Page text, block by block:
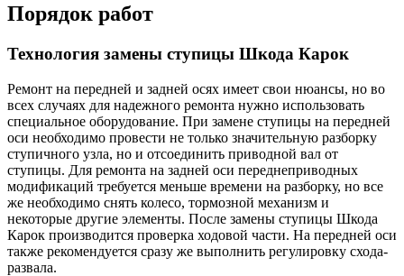
Порядок работ
Технология замены ступицы Шкода Карок
Ремонт на передней и задней осях имеет свои нюансы, но во
всех случаях для надежного ремонта нужно использовать
специальное оборудование. При замене ступицы на передней
оси необходимо провести не только значительную разборку
ступичного узла, но и отсоединить приводной вал от
ступицы. Для ремонта на задней оси переднеприводных
модификаций требуется меньше времени на разборку, но все
же необходимо снять колесо, тормозной механизм и
некоторые другие элементы. После замены ступицы Шкода
Карок производится проверка ходовой части. На передней оси
также рекомендуется сразу же выполнить регулировку схода-
развала.